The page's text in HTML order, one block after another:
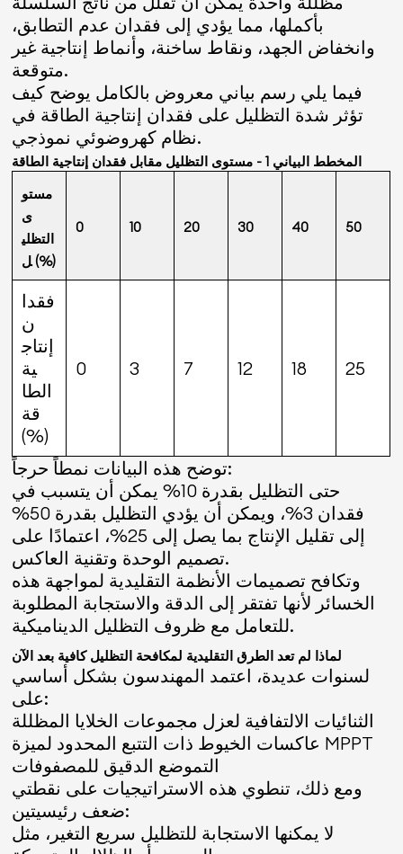
بأكملها، مما يؤدي إلى فقدان عدم التطابق،
وانخفاض الجهد، ونقاط ساخنة، وأنماط إنتاجية غير
متوقعة.
فيما يلي رسم بياني معروض بالكامل يوضح كيف
تؤثر شدة التظليل على فقدان إنتاجية الطاقة في
نظام كهروضوئي نموذجي.
المخطط البياني 1 - مستوى التظليل مقابل فقدان إنتاجية الطاقة
مستو
ى
التظلي
ل (%)
0 10 20 30 40 50
فقدا
ن
إنتاج
ية
الطا
قة
(%)
0 3 7 12 18 25
توضح هذه البيانات نمطاً حرجاً:
حتى التظليل بقدرة 10% يمكن أن يتسبب في
فقدان 3%، ويمكن أن يؤدي التظليل بقدرة 50%
إلى تقليل الإنتاج بما يصل إلى 25%، اعتمادًا على
تصميم الوحدة وتقنية العاكس.
وتكافح تصميمات الأنظمة التقليدية لمواجهة هذه
الخسائر لأنها تفتقر إلى الدقة والاستجابة المطلوبة
للتعامل مع ظروف التظليل الديناميكية.
لماذا لم تعد الطرق التقليدية لمكافحة التظليل كافية بعد الآن
لسنوات عديدة، اعتمد المهندسون بشكل أساسي
على:
الثنائيات الالتفافية لعزل مجموعات الخلايا المظللة
عاكسات الخيوط ذات التتبع المحدود لميزة MPPT
التموضع الدقيق للمصفوفات
ومع ذلك، تنطوي هذه الاستراتيجيات على نقطتي
ضعف رئيسيتين:
لا يمكنها الاستجابة للتظليل سريع التغير، مثل